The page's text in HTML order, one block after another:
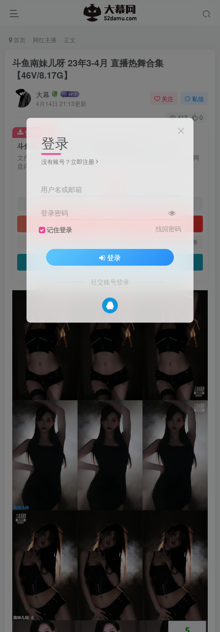
首页 网红主播 正文
斗鱼南妹儿呀 23年3-4月 直播热舞合集
【46V/8.17G】
大幕
4月14日 21:13更新
关注 私信
413 0
斗鱼南妹儿呀 23年3-4月 直播热舞合集【46V/8.17G】
文件名：dm0332 解压密码：raeHHm57zkTt 重要提醒：不要在网
盘内解压
您当前未登录！建议登陆后购买，可保存购买订单
付费资源
当前链接正常，请放心下载
登录
没有账号？立即注册
用户名或邮箱
登录密码
记住登录 找回密码
登录
社交账号登录